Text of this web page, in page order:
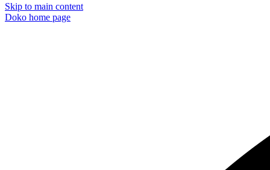
Skip to main content
Doko home page